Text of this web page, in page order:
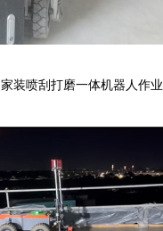
家装喷刮打磨一体机器人作业